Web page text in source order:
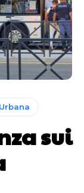
sui